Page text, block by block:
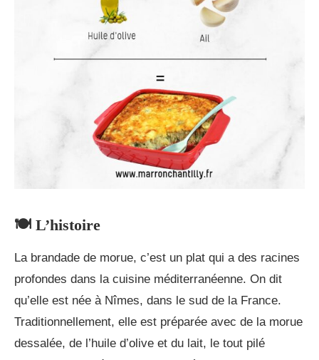
🍽️ L’histoire
La brandade de morue, c’est un plat qui a des racines
profondes dans la cuisine méditerranéenne. On dit
qu’elle est née à Nîmes, dans le sud de la France.
Traditionnellement, elle est préparée avec de la morue
dessalée, de l’huile d’olive et du lait, le tout pilé